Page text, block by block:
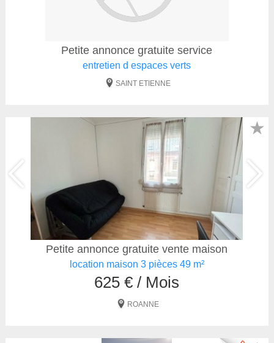
Petite annonce gratuite service
entretien d espaces verts
SAINT ETIENNE
Petite annonce gratuite vente maison
location maison 3 pièces 49 m²
625 € / Mois
ROANNE
★